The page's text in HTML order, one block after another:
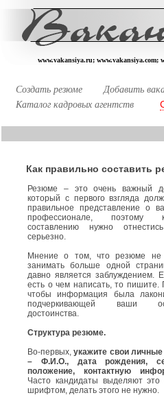
www.vakansiya.ru; www.vakansiya.com;
Создать резюме Добавить
Каталог кадровых агентств
Как правильно составить
Резюме – это очень важный
который с первого взгляда
правильное представление о
профессионале,
составлению нужно
серьезно.
Мнение о том, что резюме не
занимать больше одной
давно является заблуждением.
есть о чем написать, то пишите.
чтобы информация была
подчеркивающей ваши
достоинства.
Структура резюме.
Во-первых,укажите свои
– Ф.И.О., дата рождения,
положение, контактную
Часто кандидаты выделяют
шрифтом, делать этого не нужно.